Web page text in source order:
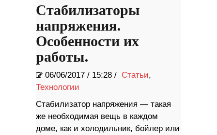
Стабилизаторы
напряжения.
Особенности их
работы.
06/06/2017 / 15:28 / Статьи,
Технологии
Стабилизатор напряжения — такая
же необходимая вещь в каждом
доме, как и холодильник, бойлер или